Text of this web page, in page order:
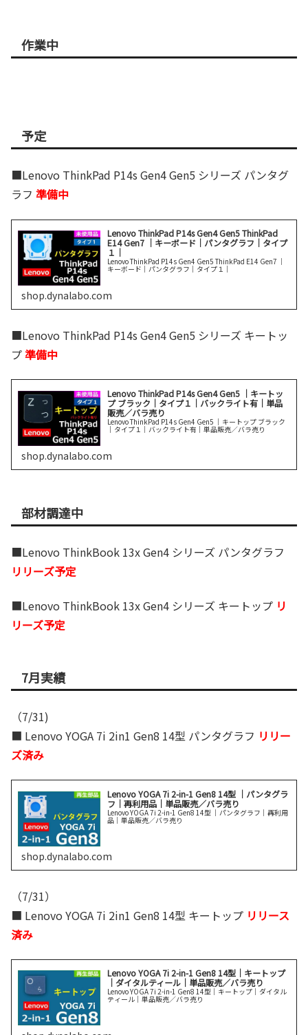
作業中
予定
■Lenovo ThinkPad P14s Gen4 Gen5 シリーズ パンタグ
ラフ 準備中
Lenovo ThinkPad P14s Gen4 Gen5 ThinkPad
E14 Gen7 ｜キーボード｜パンタグラフ｜タイプ
１｜
Lenovo ThinkPad P14s Gen4 Gen5 ThinkPad E14 Gen7 ｜
キーボード｜パンタグラフ｜タイプ１｜
shop.dynalabo.com
■Lenovo ThinkPad P14s Gen4 Gen5 シリーズ キートッ
プ準備中
Lenovo ThinkPad P14s Gen4 Gen5 ｜キートッ
プ ブラック｜タイプ１｜バックライト有｜単品
販売／バラ売り
Lenovo ThinkPad P14s Gen4 Gen5 ｜キートップ ブラック
｜タイプ１｜バックライト有｜単品販売／バラ売り
shop.dynalabo.com
部材調達中
■Lenovo ThinkBook 13x Gen4 シリーズ パンタグラフ
リリーズ予定
■Lenovo ThinkBook 13x Gen4 シリーズ キートップ リ
リーズ予定
7月実績
（7/31)
■ Lenovo YOGA 7i 2in1 Gen8 14型 パンタグラフ リリー
ズ済み
Lenovo YOGA 7i 2-in-1 Gen8 14型 ｜パンタグラ
フ｜再利用品｜単品販売／バラ売り
Lenovo YOGA 7i 2-in-1 Gen8 14型 ｜パンタグラフ｜再利用
品｜単品販売／バラ売り
shop.dynalabo.com
（7/31）
■ Lenovo YOGA 7i 2in1 Gen8 14型 キートップ リリース
済み
Lenovo YOGA 7i 2-in-1 Gen8 14型｜キートップ
｜ダイタルティール｜単品販売／バラ売り
Lenovo YOGA 7i 2-in-1 Gen8 14型｜キートップ｜ダイタル
ティール｜単品販売／バラ売り